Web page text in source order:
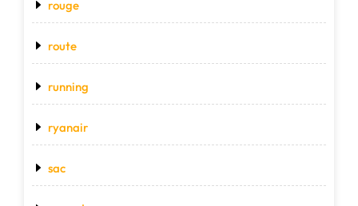
rouge
route
running
ryanair
sac